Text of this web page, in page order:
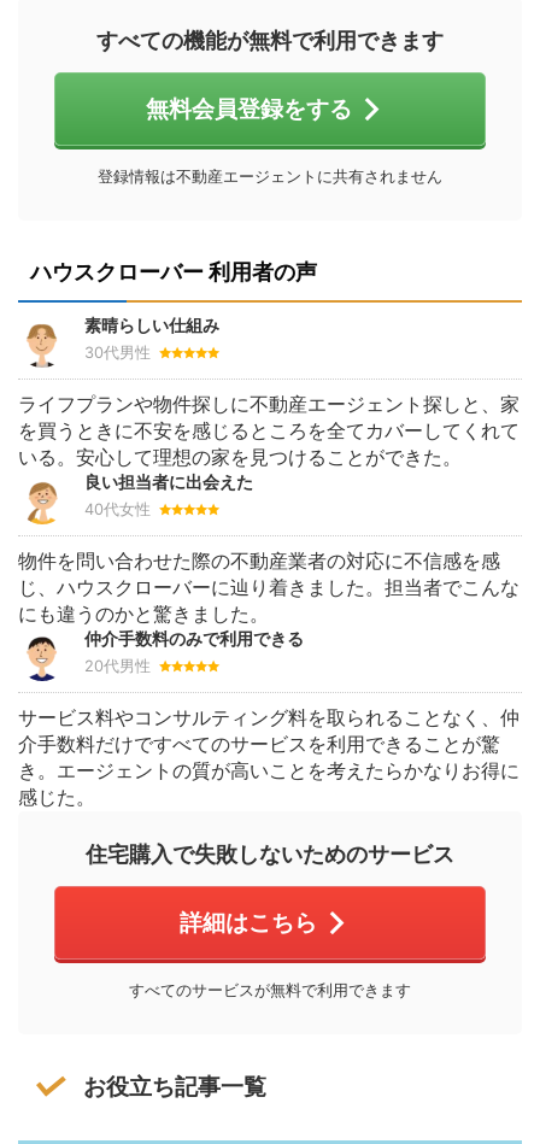
すべての機能が無料で利用できます
無料会員登録をする
登録情報は不動産エージェントに共有されません
ハウスクローバー 利用者の声
素晴らしい仕組み
30代男性
ライフプランや物件探しに不動産エージェント探しと、家
を買うときに不安を感じるところを全てカバーしてくれて
いる。安心して理想の家を見つけることができた。
良い担当者に出会えた
40代女性
物件を問い合わせた際の不動産業者の対応に不信感を感
じ、ハウスクローバーに辿り着きました。担当者でこんな
にも違うのかと驚きました。
仲介手数料のみで利用できる
20代男性
サービス料やコンサルティング料を取られることなく、仲
介手数料だけですべてのサービスを利用できることが驚
き。エージェントの質が高いことを考えたらかなりお得に
感じた。
住宅購入で失敗しないためのサービス
詳細はこちら
すべてのサービスが無料で利用できます
お役立ち記事一覧